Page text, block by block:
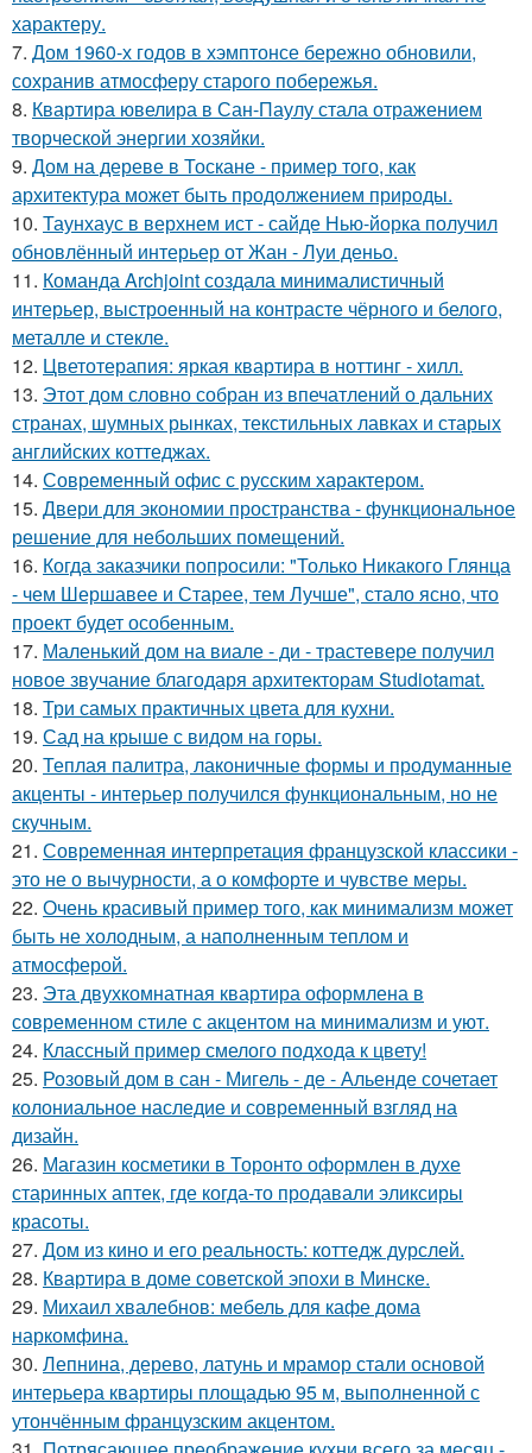
характеру.
7. Дом 1960-х годов в хэмптонсе бережно обновили,
сохранив атмосферу старого побережья.
8. Квартира ювелира в Сан-Паулу стала отражением
творческой энергии хозяйки.
9. Дом на дереве в Тоскане - пример того, как
архитектура может быть продолжением природы.
10. Таунхаус в верхнем ист - сайде Нью-йорка получил
обновлённый интерьер от Жан - Луи деньо.
11. Команда Archjoint создала минималистичный
интерьер, выстроенный на контрасте чёрного и белого,
металле и стекле.
12. Цветотерапия: яркая квартира в ноттинг - хилл.
13. Этот дом словно собран из впечатлений о дальних
странах, шумных рынках, текстильных лавках и старых
английских коттеджах.
14. Современный офис с русским характером.
15. Двери для экономии пространства - функциональное
решение для небольших помещений.
16. Когда заказчики попросили: "Только Никакого Глянца
- чем Шершавее и Старее, тем Лучше", стало ясно, что
проект будет особенным.
17. Маленький дом на виале - ди - трастевере получил
новое звучание благодаря архитекторам Studiotamat.
18. Три самых практичных цвета для кухни.
19. Сад на крыше с видом на горы.
20. Теплая палитра, лаконичные формы и продуманные
акценты - интерьер получился функциональным, но не
скучным.
21. Современная интерпретация французской классики -
это не о вычурности, а о комфорте и чувстве меры.
22. Очень красивый пример того, как минимализм может
быть не холодным, а наполненным теплом и
атмосферой.
23. Эта двухкомнатная квартира оформлена в
современном стиле с акцентом на минимализм и уют.
24. Классный пример смелого подхода к цвету!
25. Розовый дом в сан - Мигель - де - Альенде сочетает
колониальное наследие и современный взгляд на
дизайн.
26. Магазин косметики в Торонто оформлен в духе
старинных аптек, где когда-то продавали эликсиры
красоты.
27. Дом из кино и его реальность: коттедж дурслей.
28. Квартира в доме советской эпохи в Минске.
29. Михаил хвалебнов: мебель для кафе дома
наркомфина.
30. Лепнина, дерево, латунь и мрамор стали основой
интерьера квартиры площадью 95 м, выполненной с
утончённым французским акцентом.